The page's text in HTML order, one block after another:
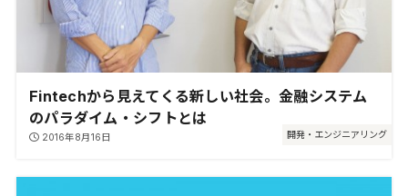
開発・エンジニアリング
Fintechから見えてくる新しい社会。金融システム
のパラダイム・シフトとは
2016年8月16日